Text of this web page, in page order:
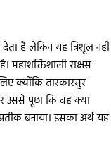
है लेकिन यह त्रिशूल नहीं
राक्षस
क्योंकि तारकारसुर
उससे पूछा कि वह क्या
बनाया। इसका अर्थ यह